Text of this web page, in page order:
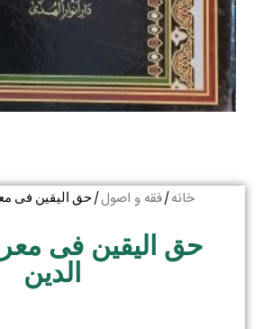
خانه/فقه و اصول/ حق الیقین فی
حق الیقین فی
الدین